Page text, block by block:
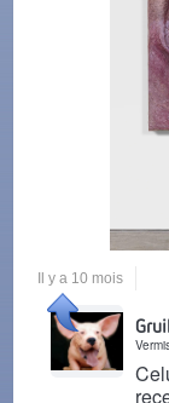
Il y a 10 mois